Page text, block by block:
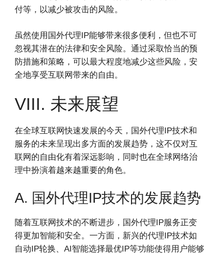
付等，以减少被攻击的风险。
虽然使用国外代理IP能够带来很多便利，但也不可
忽视其潜在的法律和安全风险。通过采取恰当的预
防措施和策略，可以最大程度地减少这些风险，安
全地享受互联网带来的自由。
VIII. 未来展望
在全球互联网快速发展的今天，国外代理IP技术和
服务的未来呈现出多方面的发展趋势，这不仅对互
联网的自由化有着深远影响，同时也在全球网络治
理中扮演着越来越重要的角色。
A. 国外代理IP技术的发展趋势
随着互联网技术的不断进步，国外代理IP服务正变
得更加智能和安全。一方面，新兴的代理IP技术如
自动IP轮换、AI智能选择最优IP等功能使得用户能够